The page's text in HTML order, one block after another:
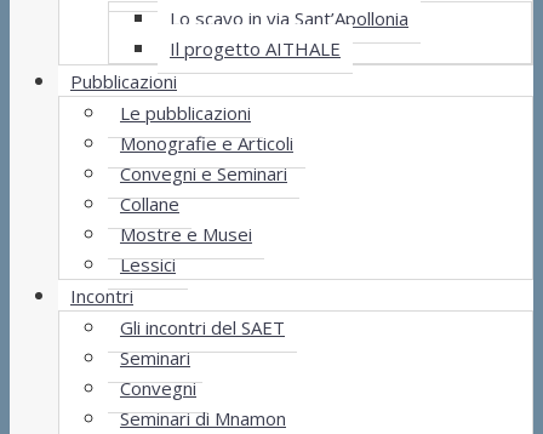
Lo scavo in via Sant’Apollonia
Il progetto AITHALE
Pubblicazioni
Le pubblicazioni
Monografie e Articoli
Convegni e Seminari
Collane
Mostre e Musei
Lessici
Incontri
Gli incontri del SAET
Seminari
Convegni
Seminari di Mnamon